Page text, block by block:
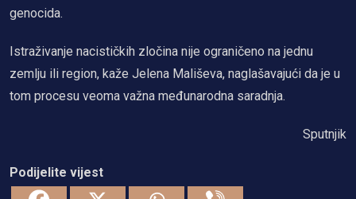
genocida.
Istraživanje nacističkih zločina nije ograničeno na jednu
zemlju ili region, kaže Jelena Mališeva, naglašavajući da je u
tom procesu veoma važna međunarodna saradnja.
Sputnjik
Podijelite vijest